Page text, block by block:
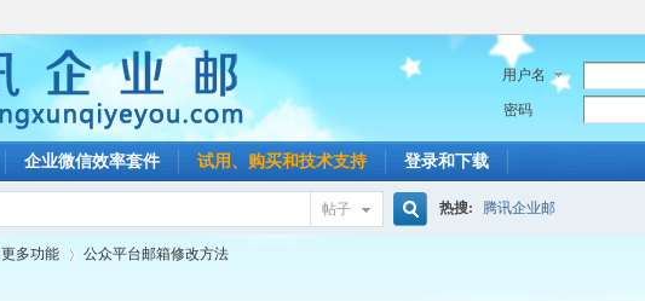
用户名
密码
企业微信效率套件 试用、购买和技术支持 登录和下载
帖子 热搜: 腾讯企业邮
更多功能 公众平台邮箱修改方法